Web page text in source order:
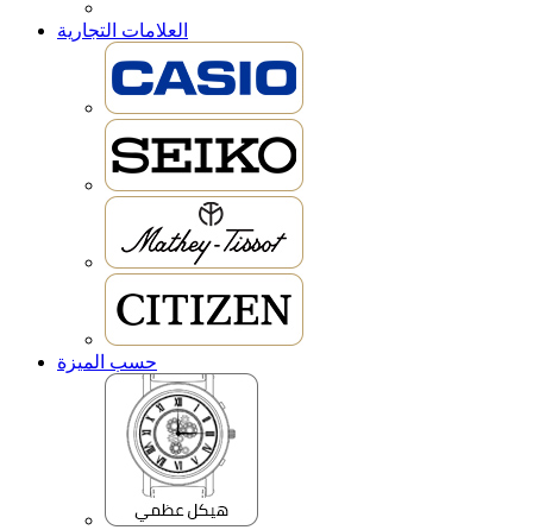
العلامات التجارية
حسب الميزة